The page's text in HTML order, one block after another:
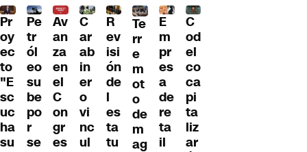
Pr
oy
ec
to
"E
sc
uc
ha
su
Pe
tr
ól
eo
su
be
po
r
se
Av
an
za
en
el
C
on
gr
es
C
ar
ab
in
er
o
vi
nc
ul
R
ev
isi
ón
de
l
es
ta
tu
Te
rr
e
m
ot
o
de
m
ag
E
m
pr
es
a
de
re
ta
il
C
od
el
co
ca
pi
ta
liz
ar